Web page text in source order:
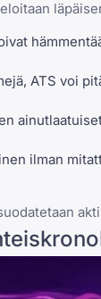
ATS voi
ilman